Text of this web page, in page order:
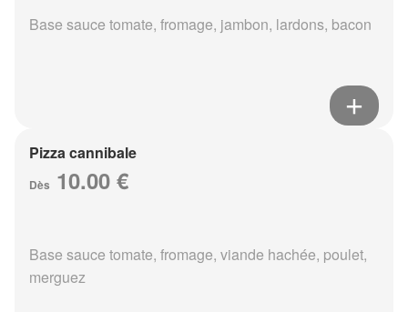
Base sauce tomate, fromage, jambon, lardons, bacon
Pizza cannibale
Dès 10.00 €
Base sauce tomate, fromage, viande hachée, poulet,
merguez